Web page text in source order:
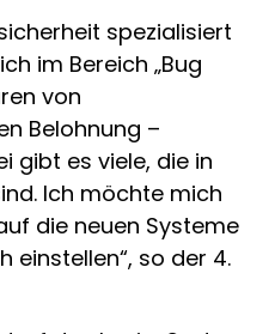
spezialisiert
im Bereich „Bug
von
Belohnung –
gibt es viele, die in
Ich möchte mich
die neuen Systeme
einstellen“, so der 4.